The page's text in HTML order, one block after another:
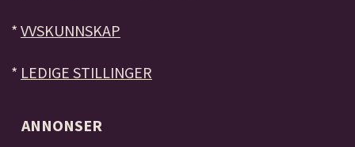
* VVSKUNNSKAP
* LEDIGE STILLINGER
ANNONSER